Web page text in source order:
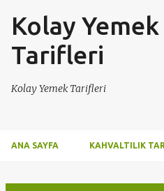
Ana
Kolay Yemek
Tarifleri
Kolay Yemek Tarifleri
ANA SAYFA KAHVALTILIK